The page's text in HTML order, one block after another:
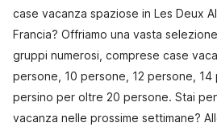
case vacanza spaziose in Les Deux
Francia? Offriamo una vasta
gruppi numerosi, comprese case
persone, 10 persone, 12 persone,
persino per oltre 20 persone. Stai
vacanza nelle prossime settimane?